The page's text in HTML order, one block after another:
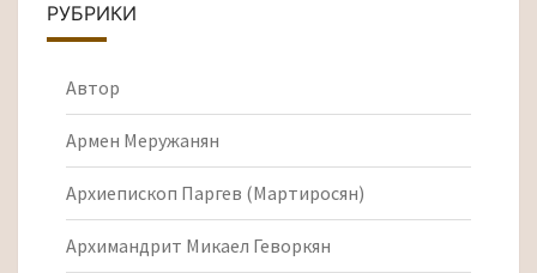
РУБРИКИ
Автор
Армен Меружанян
Архиепископ Паргев (Мартиросян)
Архимандрит Микаел Геворкян